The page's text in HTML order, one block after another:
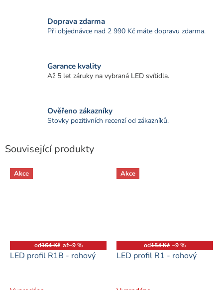
Doprava zdarma
Při objednávce nad 2 990 Kč máte dopravu zdarma.
Garance kvality
Až 5 let záruky na vybraná LED svítidla.
Ověřeno zákazníky
Stovky pozitivních recenzí od zákazníků.
Související produkty
Akce
od164 Kč až–9 %
LED profil R1B - rohový
Akce
od154 Kč –9 %
LED profil R1 - rohový